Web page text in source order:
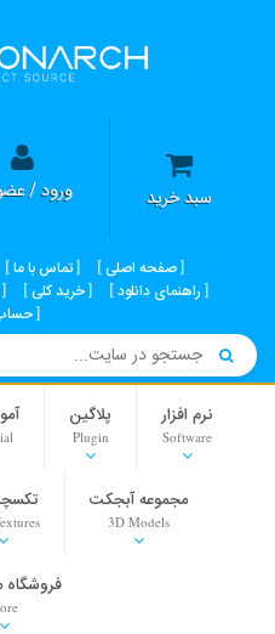
سبد خرید ورود /
صفحه اصلی تماس با ما
راهنمای دانلود
خرید کلی
نرم افزار
Software
پلاگین
Plugin
مجموعه آبجکت
3D Models